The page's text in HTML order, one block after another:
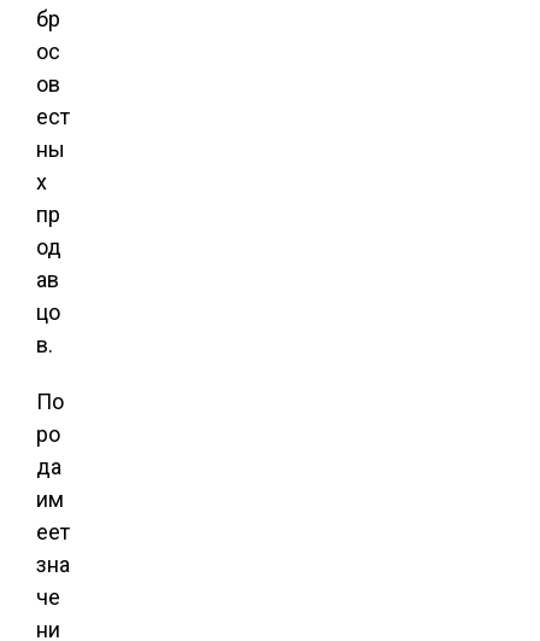
бр
ос
ов
ест
ны
х
пр
од
ав
цо
в.
По
ро
да
им
еет
зна
че
ни